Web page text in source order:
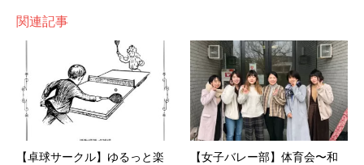
関連記事
【卓球サークル】ゆるっと楽
【女子バレー部】体育会〜和